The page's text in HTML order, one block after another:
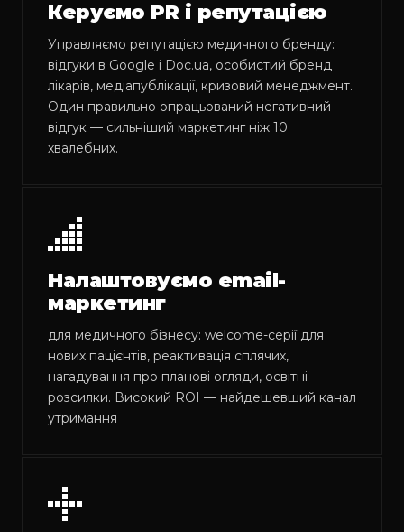
Керуємо PR і репутацією
Управляємо репутацією медичного бренду:
відгуки в Google і Doc.ua, особистий бренд
лікарів, медіапублікації, кризовий менеджмент.
Один правильно опрацьований негативний
відгук — сильніший маркетинг ніж 10
хвалебних.
Налаштовуємо email-
маркетинг
для медичного бізнесу: welcome-серії для
нових пацієнтів, реактивація сплячих,
нагадування про планові огляди, освітні
розсилки. Високий ROI — найдешевший канал
утримання